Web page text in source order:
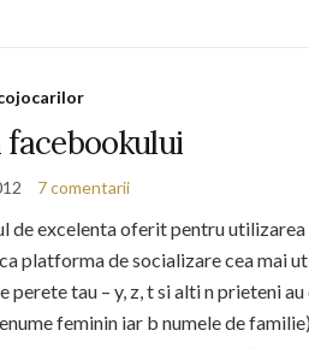
7 comentarii
de excelenta oferit pentru
platforma de socializare cea mai
perete tau – y, z, t si alti n prieteni
feminin iar b numele de